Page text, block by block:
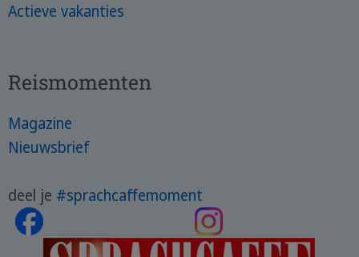
Actieve vakanties
Reismomenten
Magazine
Nieuwsbrief
deel je #sprachcaffemoment